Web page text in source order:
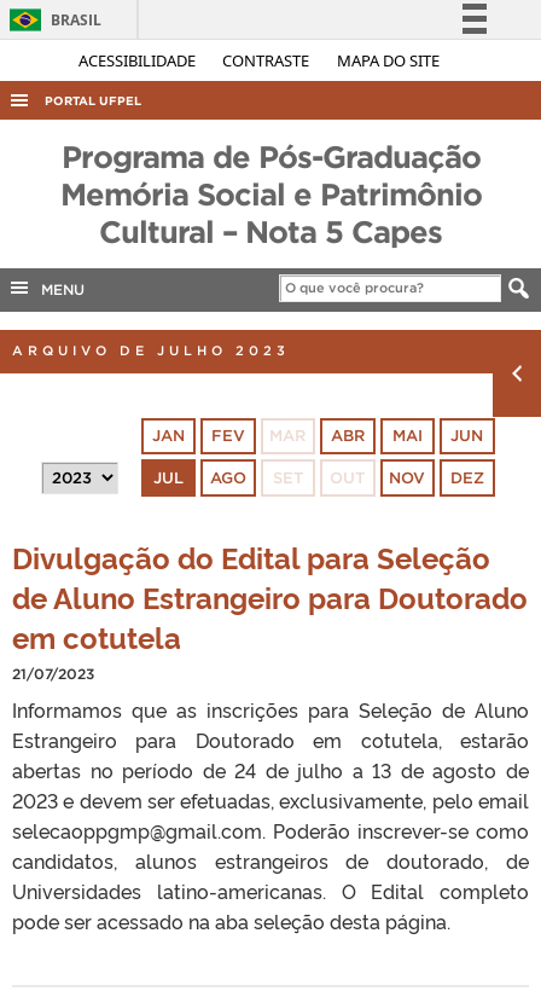
ACESSIBILIDADE CONTRASTE MAPA DO SITE
BRASIL
Simplifique!
Acesso à informação
Legislação
Canais
PORTAL UFPEL
AUDITORIA
COBALTO
INTERNACIONAL
TELEFONES
Programa de Pós-Graduação
Memória Social e Patrimônio
Cultural – Nota 5 Capes
MENU
ARQUIVO DE JULHO 2023
JAN FEV MAR ABR MAI JUN
JUL AGO SET OUT NOV DEZ
Divulgação do Edital para Seleção
de Aluno Estrangeiro para Doutorado
em cotutela
21/07/2023
Informamos que as inscrições para Seleção de Aluno
Estrangeiro para Doutorado em cotutela, estarão
abertas no período de 24 de julho a 13 de agosto de
2023 e devem ser efetuadas, exclusivamente, pelo email
selecaoppgmp@gmail.com. Poderão inscrever-se como
candidatos, alunos estrangeiros de doutorado, de
Universidades latino-americanas. O Edital completo
pode ser acessado na aba seleção desta página.